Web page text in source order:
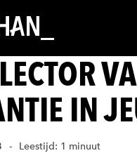
IN
Leestijd: 1 minuut